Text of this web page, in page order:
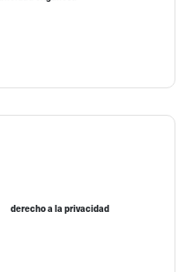
derecho a la privacidad